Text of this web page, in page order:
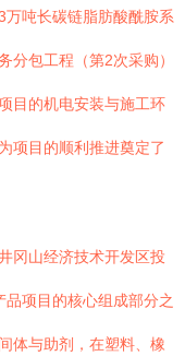
吨长碳链脂肪酸酰胺系
分包工程（第2次采购）
目的机电安装与施工环
项目的顺利推进奠定了
冈山经济技术开发区投
项目的核心组成部分之
体与助剂，在塑料、橡